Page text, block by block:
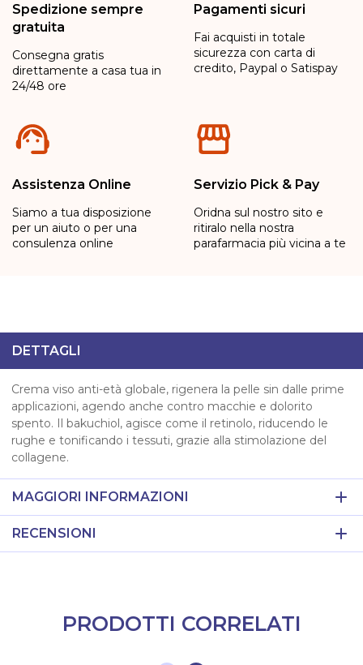
Spedizione sempre
gratuita
Consegna gratis
direttamente a casa tua in
24/48 ore
Pagamenti sicuri
Fai acquisti in totale
sicurezza con carta di
credito, Paypal o Satispay
Assistenza Online
Siamo a tua disposizione
per un aiuto o per una
consulenza online
Servizio Pick & Pay
Oridna sul nostro sito e
ritiralo nella nostra
parafarmacia più vicina a te
DETTAGLI
Crema viso anti-età globale, rigenera la pelle sin dalle prime
applicazioni, agendo anche contro macchie e dolorito
spento. Il bakuchiol, agisce come il retinolo, riducendo le
rughe e tonificando i tessuti, grazie alla stimolazione del
collagene.
MAGGIORI INFORMAZIONI
RECENSIONI
PRODOTTI CORRELATI